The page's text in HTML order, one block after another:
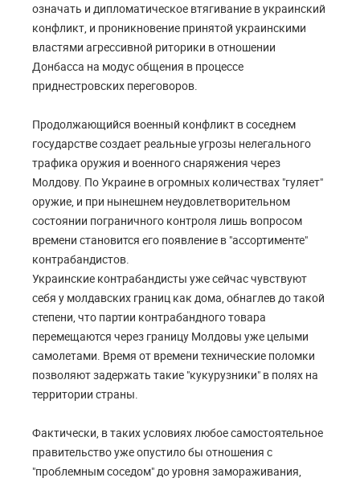
означать и дипломатическое втягивание в украинский
конфликт, и проникновение принятой украинскими
властями агрессивной риторики в отношении
Донбасса на модус общения в процессе
приднестровских переговоров.
Продолжающийся военный конфликт в соседнем
государстве создает реальные угрозы нелегального
трафика оружия и военного снаряжения через
Молдову. По Украине в огромных количествах "гуляет"
оружие, и при нынешнем неудовлетворительном
состоянии пограничного контроля лишь вопросом
времени становится его появление в "ассортименте"
контрабандистов.
Украинские контрабандисты уже сейчас чувствуют
себя у молдавских границ как дома, обнаглев до такой
степени, что партии контрабандного товара
перемещаются через границу Молдовы уже целыми
самолетами. Время от времени технические поломки
позволяют задержать такие "кукурузники" в полях на
территории страны.
Фактически, в таких условиях любое самостоятельное
правительство уже опустило бы отношения с
"проблемным соседом" до уровня замораживания,